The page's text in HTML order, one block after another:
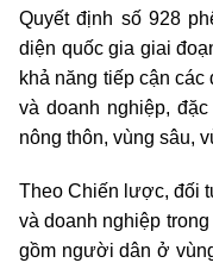
Quyết định số 928
diện quốc gia giai
khả năng tiếp cận
và doanh nghiệp,
nông thôn, vùng sâu,
Theo Chiến lược, đối
và doanh nghiệp
gồm người dân ở